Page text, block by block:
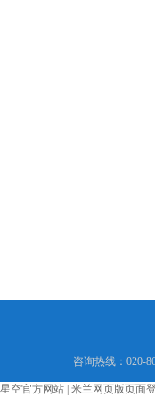
咨询热线：020-
星空官方网站 米兰网页版页面